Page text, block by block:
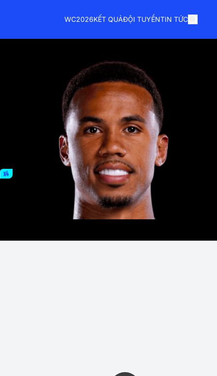
WC2026KẾT QUẢĐỘI TUYỂNTIN TỨC
x4